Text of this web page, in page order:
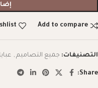
Add to compare
التصنيفات: جميع التصاميم ,
Share: